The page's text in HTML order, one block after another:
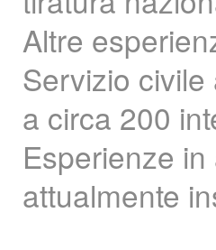
Altre
Servizio
a circa 200
Esperienze
attualmente